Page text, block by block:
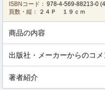
ISBNコード： 978-4-569-88213-0 (
頁数・縦：
２４Ｐ １９ｃｍ
商品の内容
出版社・メーカーからのコメ
著者紹介